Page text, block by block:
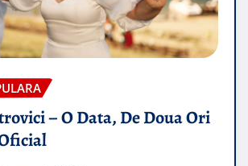
– O Data, De Doua Ori